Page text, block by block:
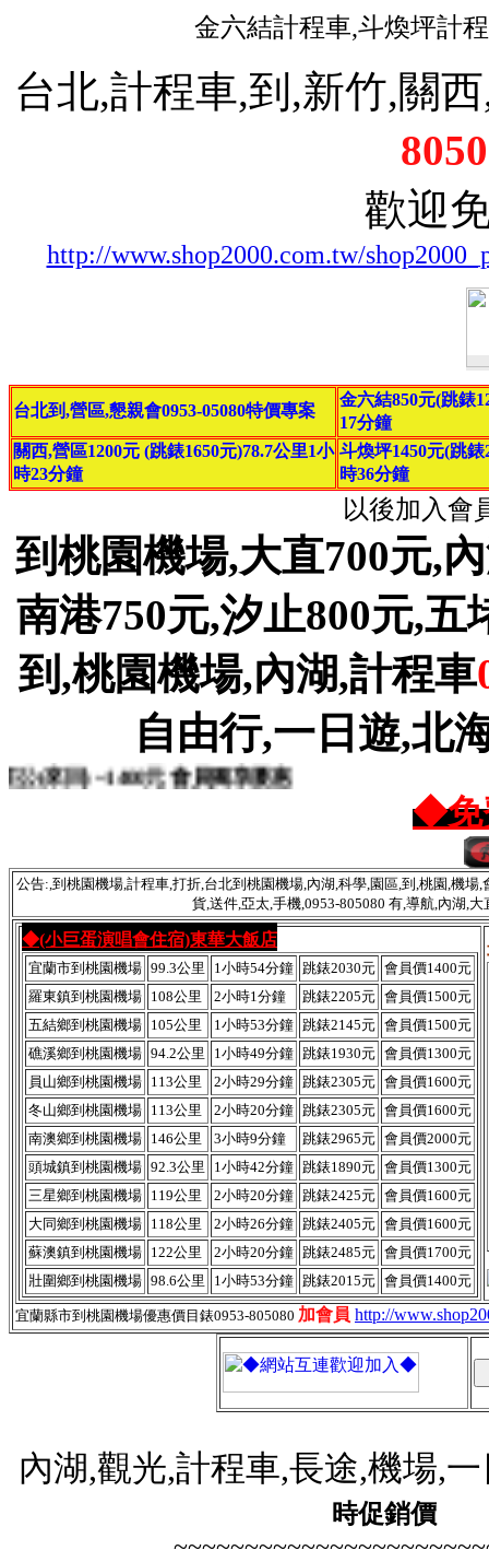
金六結計程車,斗煥坪計
台北,計程車,到,新竹,關
歡迎
http://www.shop2000.com.tw/
台北到,營區,懇親會0953-05080特價專案
金六結850元(跳錶
17分鐘
關西,營區1200元 (跳錶1650元)78.7公里1小
時23分鐘
斗煥坪1450元(跳錶
時36分鐘
以後加入會
到桃園機場,大直700元,
南港750元,汐止800元,五
到,桃園機場,內湖,計程車
自由行,一日遊,北
~1400元 會員獨享優惠
◆免
公告:,到桃園機場,計程車,打折,台北到桃園機場,內湖,科學,園區,到,桃園,機場,
貨,送件,亞太,手機,0953-805080 有,導航,內湖,
◆(小巨蛋演唱會住宿)東華大飯店
宜蘭市到桃園機場 99.3公里 1小時54分鐘 跳錶2030元 會員價1400元
羅東鎮到桃園機場 108公里 2小時1分鐘 跳錶2205元 會員價1500元
五結鄉到桃園機場 105公里 1小時53分鐘 跳錶2145元 會員價1500元
礁溪鄉‎到桃園機場 94.2公里 1小時49分鐘 跳錶1930元 會員價1300元
員山鄉到桃園機場 113公里 2小時29分鐘 跳錶2305元 會員價1600元
冬山鄉到桃園機場 113公里 2小時20分鐘 跳錶2305元 會員價1600元
南澳鄉到桃園機場 146公里 3小時9分鐘 跳錶2965元 會員價2000元
頭城鎮到桃園機場 92.3公里 1小時42分鐘 跳錶1890元 會員價1300元
三星鄉到桃園機場 119公里 2小時20分鐘 跳錶2425元 會員價1600元
大同鄉‎到桃園機場 118公里 2小時26分鐘 跳錶2405元 會員價1600元
蘇澳鎮到桃園機場 122公里 2小時20分鐘 跳錶2485元 會員價1700元
壯圍鄉到桃園機場 98.6公里 1小時53分鐘 跳錶2015元 會員價1400元
宜蘭縣市到桃園機場優惠價目錶0953-805080 加會員 http://
內湖,觀光,計程車,長途,機場,
時促銷價